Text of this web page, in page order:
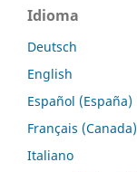
Idioma
Deutsch
English
Español (España)
Français (Canada)
Italiano